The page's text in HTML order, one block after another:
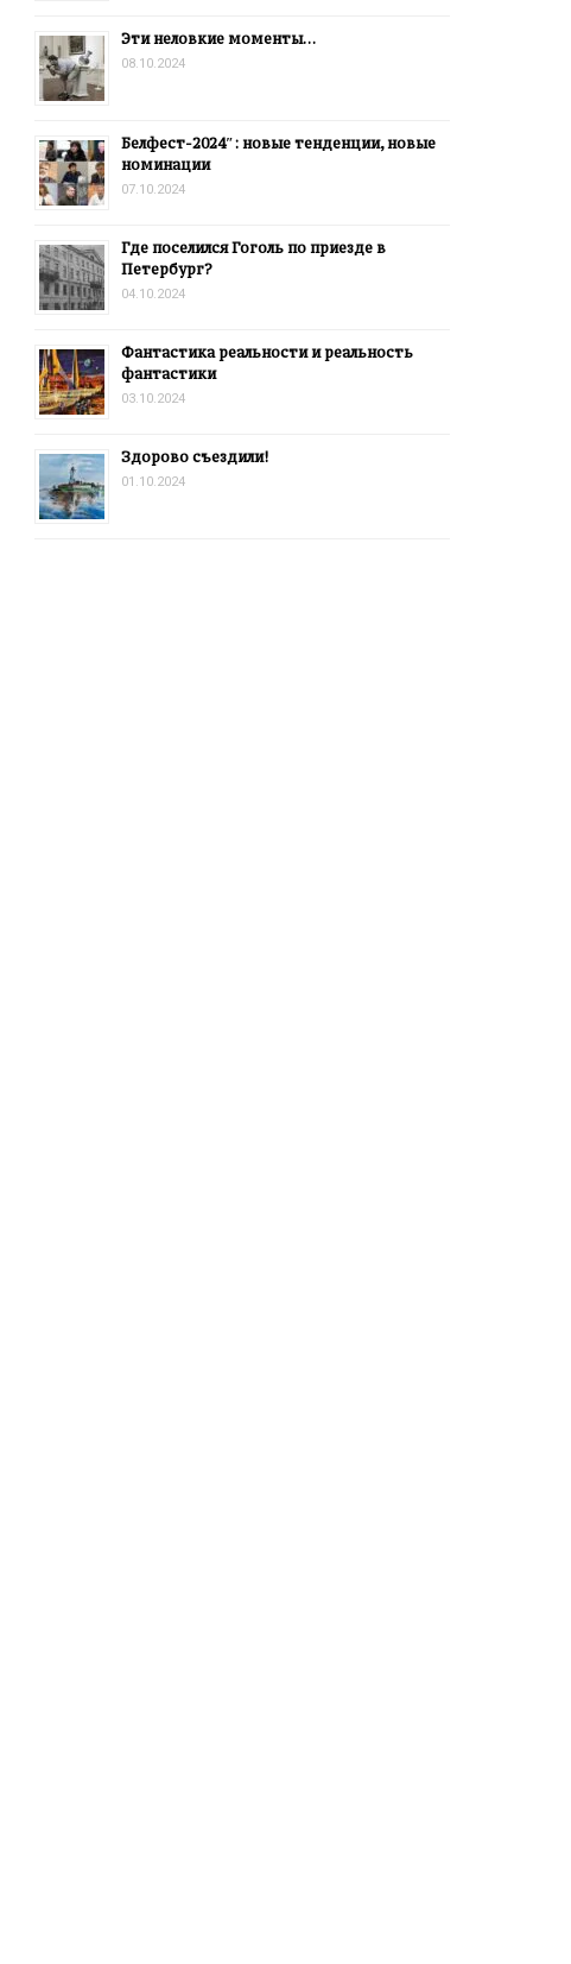
Эти неловкие моменты…
08.10.2024
Белфест-2024″: новые тенденции, новые
номинации
07.10.2024
Где поселился Гоголь по приезде в
Петербург?
04.10.2024
Фантастика реальности и реальность
фантастики
03.10.2024
Здорово съездили!
01.10.2024